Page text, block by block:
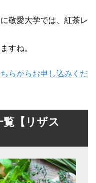
敬愛大学では、紅茶レ
すね。
らからお申し込みくだ
【リザス